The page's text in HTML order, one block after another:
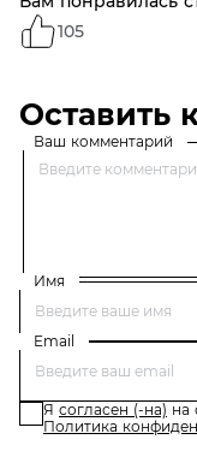
105
Оставить
Ваш комментарий
Имя
Email
Я согласен (-на) на
Политика